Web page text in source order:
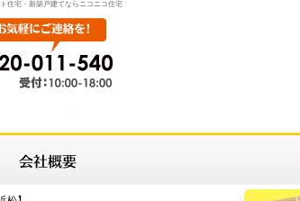
住宅・新築戸建てならニコニコ住宅